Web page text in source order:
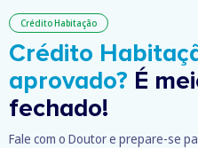
Crédito Habitação
Crédito
aprovado? É
fechado!
Fale com o Doutor e prepare-se